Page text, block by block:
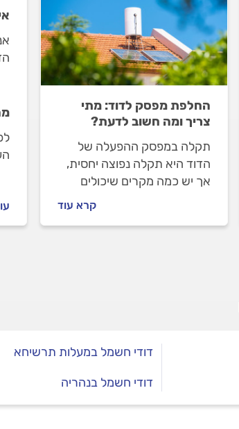
החלפת מפסק לדוד: מתי
צריך ומה חשוב לדעת?
תקלה במפסק ההפעלה של
הדוד היא תקלה נפוצה יחסית,
אך יש כמה מקרים שיכולים
גם הזדמנות מצוינת לשדרג
לטיימר תמורת תוספת קטנה
קרא עוד
דודי חשמל במעלות תרשיחא
דודי חשמל בנהריה